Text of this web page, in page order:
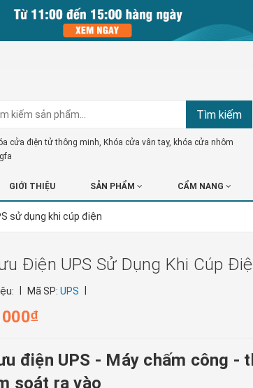
Tìm kiếm
cửa điện tử thông minh, Khóa cửa vân tay, khóa cửa nhôm
GIỚI THIỆU SẢN PHẨM CẨM NANG
sử dụng khi cúp điện
Điện UPS Sử Dụng Khi Cúp
Mã SP: UPS
điện UPS - Máy chấm công -
soát ra vào